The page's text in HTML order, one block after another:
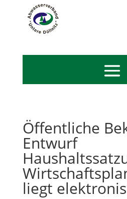
Öffentliche
Entwurf
liegt